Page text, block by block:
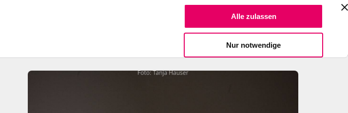
Alle zulassen
Nur notwendige
Spendiere einen Kaffee
Suche